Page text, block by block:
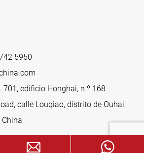
5950
701, edificio Honghai, n.º 168
calle Louqiao, distrito de Ouhai,